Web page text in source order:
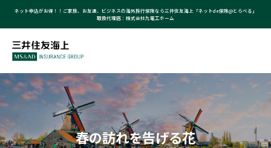
ネット申込がお得！！ご家族、お友達、ビジネスの海外旅行保険なら三井住友海上「ネットde保険@とらべる」
取扱代理店：株式会社九電工ホーム
春の訪れを告げる花